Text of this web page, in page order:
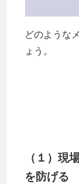
どのような
ょう。
（１）現
を防げる